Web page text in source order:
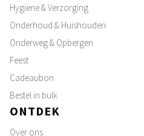
Hygiëne & Verzorging
Onderhoud & Huishouden
Onderweg & Opbergen
Feest
Cadeaubon
Bestel in bulk
ONTDEK
Over ons